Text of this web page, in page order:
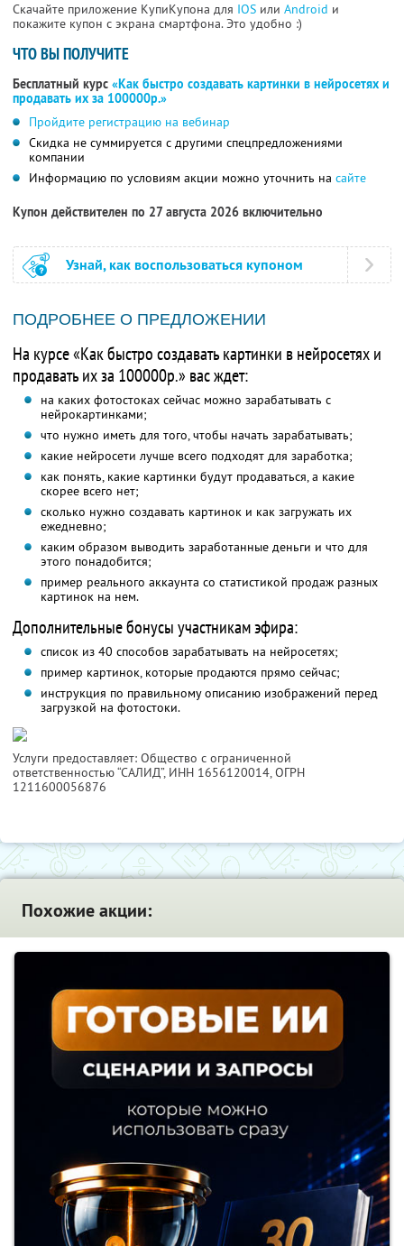
Скачайте приложение КупиКупона для IOS или Android и
покажите купон с экрана смартфона. Это удобно :)
ЧТО ВЫ ПОЛУЧИТЕ
Бесплатный курс «Как быстро создавать картинки в нейросетях и
продавать их за 100000р.»
Пройдите регистрацию на вебинар
Скидка не суммируется с другими спецпредложениями
компании
Информацию по условиям акции можно уточнить на сайте
Купон действителен по 27 августа 2026 включительно
Узнай, как воспользоваться купоном
ПОДРОБНЕЕ О ПРЕДЛОЖЕНИИ
На курсе «Как быстро создавать картинки в нейросетях и
продавать их за 100000р.» вас ждет:
на каких фотостоках сейчас можно зарабатывать с
нейрокартинками;
что нужно иметь для того, чтобы начать зарабатывать;
какие нейросети лучше всего подходят для заработка;
как понять, какие картинки будут продаваться, а какие
скорее всего нет;
сколько нужно создавать картинок и как загружать их
ежедневно;
каким образом выводить заработанные деньги и что для
этого понадобится;
пример реального аккаунта со статистикой продаж разных
картинок на нем.
Дополнительные бонусы участникам эфира:
список из 40 способов зарабатывать на нейросетях;
пример картинок, которые продаются прямо сейчас;
инструкция по правильному описанию изображений перед
загрузкой на фотостоки.
Услуги предоставляет: Общество с ограниченной
ответственностью “САЛИД”, ИНН 1656120014, ОГРН
1211600056876
Похожие акции: